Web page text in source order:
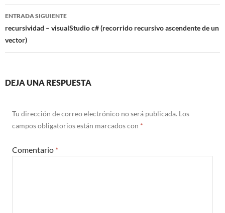
entradas
ENTRADA SIGUIENTE
recursividad – visualStudio c# (recorrido recursivo ascendente de un
vector)
DEJA UNA RESPUESTA
Tu dirección de correo electrónico no será publicada. Los
campos obligatorios están marcados con *
Comentario *